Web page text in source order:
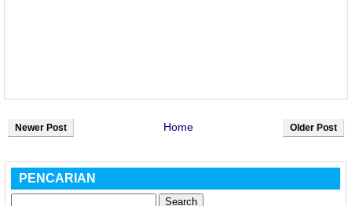
Newer Post Older Post
Home
PENCARIAN